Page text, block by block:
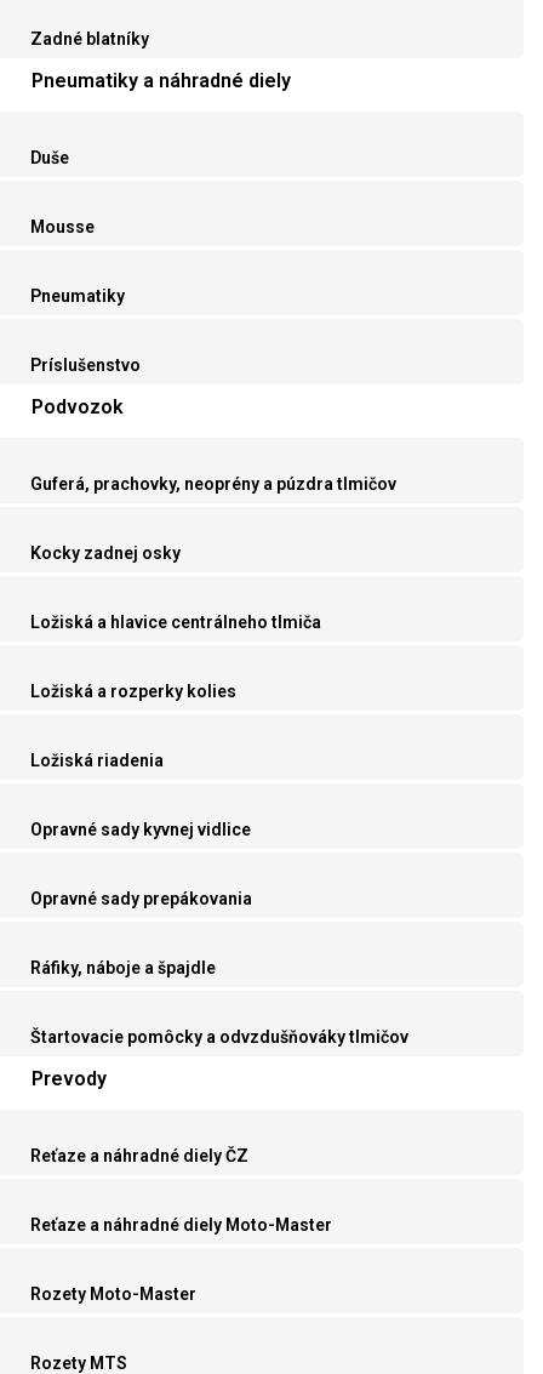
Zadné blatníky
Pneumatiky a náhradné diely
Duše
Mousse
Pneumatiky
Príslušenstvo
Podvozok
Guferá, prachovky, neoprény a púzdra tlmičov
Kocky zadnej osky
Ložiská a hlavice centrálneho tlmiča
Ložiská a rozperky kolies
Ložiská riadenia
Opravné sady kyvnej vidlice
Opravné sady prepákovania
Ráfiky, náboje a špajdle
Štartovacie pomôcky a odvzdušňováky tlmičov
Prevody
Reťaze a náhradné diely ČZ
Reťaze a náhradné diely Moto-Master
Rozety Moto-Master
Rozety MTS